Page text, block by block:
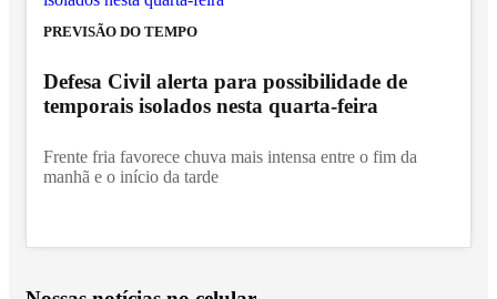
PREVISÃO DO TEMPO
Defesa Civil alerta para possibilidade de
temporais isolados nesta quarta-feira
Frente fria favorece chuva mais intensa entre o fim da
manhã e o início da tarde